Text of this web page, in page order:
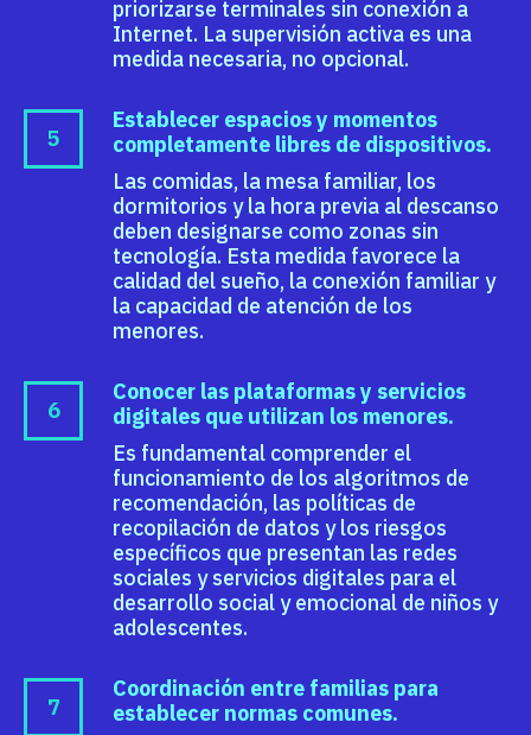
priorizarse terminales sin conexión a
Internet. La supervisión activa es una
medida necesaria, no opcional.
Establecer espacios y momentos
completamente libres de dispositivos.
Las comidas, la mesa familiar, los
dormitorios y la hora previa al descanso
deben designarse como zonas sin
tecnología. Esta medida favorece la
calidad del sueño, la conexión familiar y
la capacidad de atención de los
menores.
Conocer las plataformas y servicios
digitales que utilizan los menores.
Es fundamental comprender el
funcionamiento de los algoritmos de
recomendación, las políticas de
recopilación de datos y los riesgos
específicos que presentan las redes
sociales y servicios digitales para el
desarrollo social y emocional de niños y
adolescentes.
Coordinación entre familias para
establecer normas comunes.